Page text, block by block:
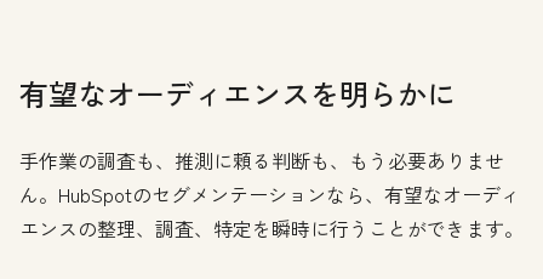
有望なオーディエンスを明らかに
手作業の調査も、推測に頼る判断も、もう必要ありませ
ん。HubSpotのセグメンテーションなら、有望なオーディ
エンスの整理、調査、特定を瞬時に行うことができます。